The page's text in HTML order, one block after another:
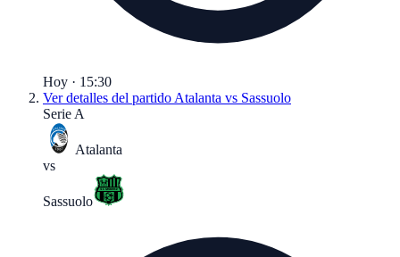
Hoy · 15:30
Ver detalles del partido Atalanta vs Sassuolo
Serie A
Atalanta
vs
Sassuolo